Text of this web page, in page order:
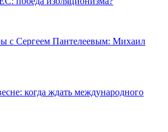
с Сергеем Пантелеевым: Михаил
когда ждать международного